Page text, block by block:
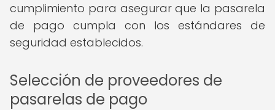
cumplimiento para asegurar que la pasarela
de pago cumpla con los estándares de
seguridad establecidos.
Selección de proveedores de
pasarelas de pago